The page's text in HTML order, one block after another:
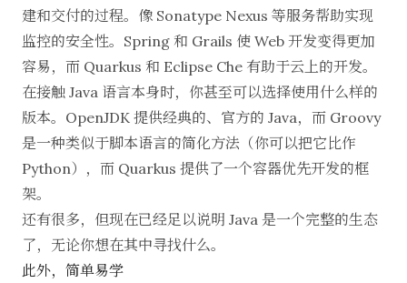
建和交付的过程。像 Sonatype Nexus 等服务帮助实现
监控的安全性。 Spring 和 Grails 使 Web 开发变得更加
容易，而 Quarkus 和 Eclipse Che 有助于云上的开发。
在接触 Java 语言本身时，你甚至可以选择使用什么样的
版本。 OpenJDK 提供经典的、官方的 Java，而 Groovy
是一种类似于脚本语言的简化方法（你可以把它比作
Python），而 Quarkus 提供了一个容器优先开发的框
架。
还有很多，但现在已经足以说明 Java 是一个完整的生态
了，无论你想在其中寻找什么。
此外，简单易学